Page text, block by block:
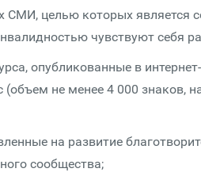
СМИ, целью которых является
чувствуют себя
опубликованные в
не менее 4 000 знаков,
на развитие
сообщества;